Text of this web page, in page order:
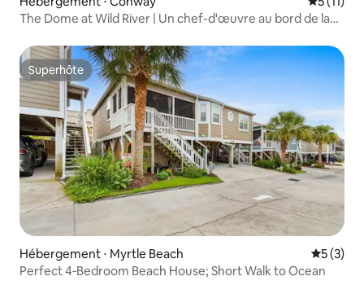
The Dome at Wild River | Un chef-d'œuvre au bord de la
Superhôte
Superhôte
Hébergement ⋅ Myrtle Beach
5 (3)
Perfect 4‑Bedroom Beach House; Short Walk to Ocean